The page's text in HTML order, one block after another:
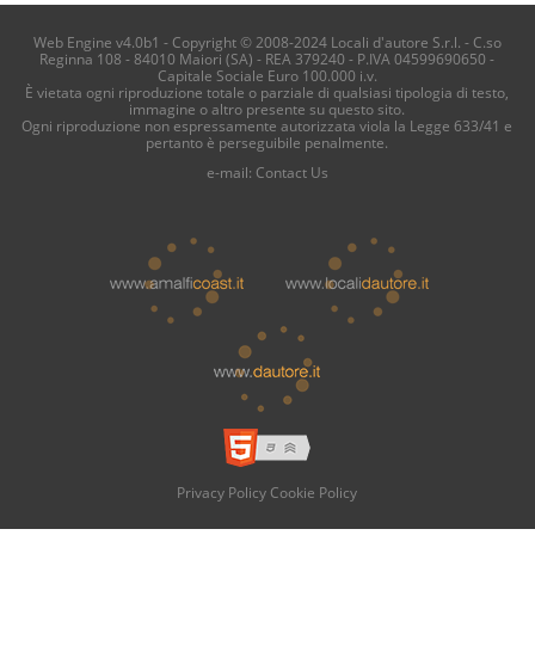
Web Engine v4.0b1 - Copyright © 2008-2024 Locali d'autore S.r.l. - C.so
Reginna 108 - 84010 Maiori (SA) - REA 379240 - P.IVA 04599690650 -
Capitale Sociale Euro 100.000 i.v.
È vietata ogni riproduzione totale o parziale di qualsiasi tipologia di testo,
immagine o altro presente su questo sito.
Ogni riproduzione non espressamente autorizzata viola la Legge 633/41 e
pertanto è perseguibile penalmente.
e-mail: Contact Us
Privacy Policy Cookie Policy